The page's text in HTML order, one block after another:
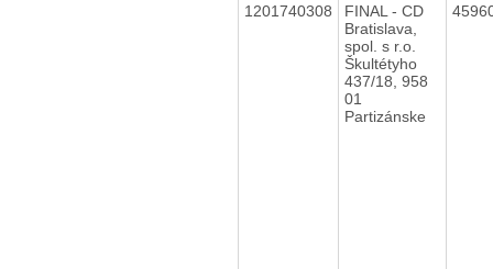
1201740308
FINAL - CD
Bratislava,
spol. s r.o.
Škultétyho
437/18, 958
01
Partizánske